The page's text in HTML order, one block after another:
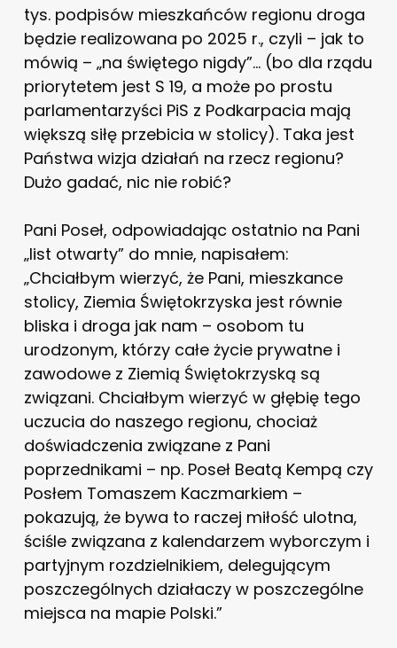
tys. podpisów mieszkańców regionu droga
będzie realizowana po 2025 r., czyli – jak to
mówią – „na świętego nigdy”… (bo dla rządu
priorytetem jest S 19, a może po prostu
parlamentarzyści PiS z Podkarpacia mają
większą siłę przebicia w stolicy). Taka jest
Państwa wizja działań na rzecz regionu?
Dużo gadać, nic nie robić?
Pani Poseł, odpowiadając ostatnio na Pani
„list otwarty” do mnie, napisałem:
„Chciałbym wierzyć, że Pani, mieszkance
stolicy, Ziemia Świętokrzyska jest równie
bliska i droga jak nam – osobom tu
urodzonym, którzy całe życie prywatne i
zawodowe z Ziemią Świętokrzyską są
związani. Chciałbym wierzyć w głębię tego
uczucia do naszego regionu, chociaż
doświadczenia związane z Pani
poprzednikami – np. Poseł Beatą Kempą czy
Posłem Tomaszem Kaczmarkiem –
pokazują, że bywa to raczej miłość ulotna,
ściśle związana z kalendarzem wyborczym i
partyjnym rozdzielnikiem, delegującym
poszczególnych działaczy w poszczególne
miejsca na mapie Polski.”